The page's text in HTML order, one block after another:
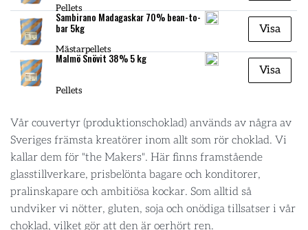
Pellets
Sambirano Madagaskar 70% bean-to-
bar 5kg
Mästarpellets
Visa
Malmö Snövit 38% 5 kg
Pellets
Visa
Vår couvertyr (produktionschoklad) används av några av
Sveriges främsta kreatörer inom allt som rör choklad. Vi
kallar dem för "the Makers". Här finns framstående
glasstillverkare, prisbelönta bagare och konditorer,
pralinskapare och ambitiösa kockar. Som alltid så
undviker vi nötter, gluten, soja och onödiga tillsatser i vår
choklad, vilket gör att den är oerhört ren.